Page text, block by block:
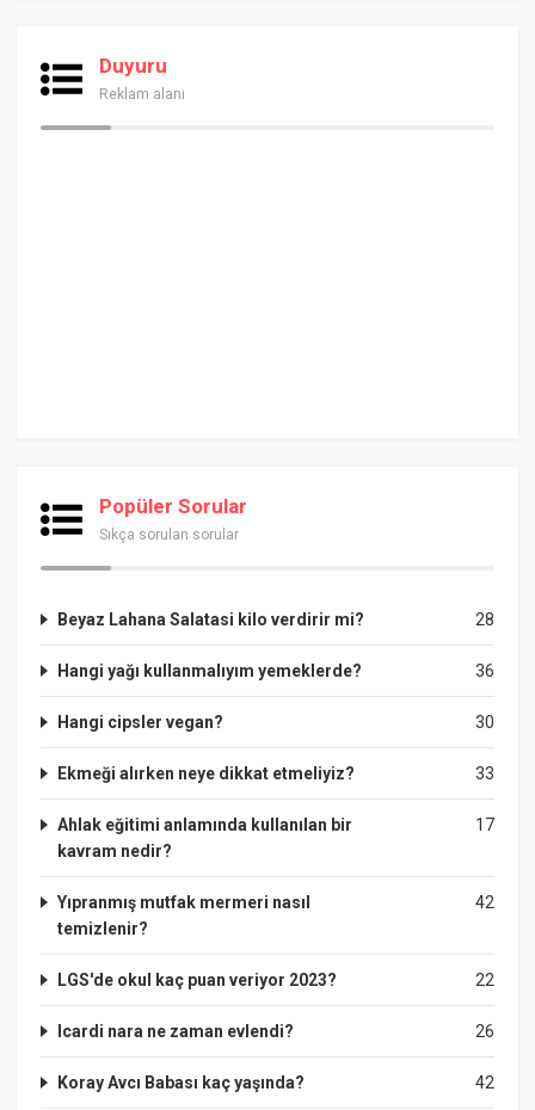
Duyuru
Reklam alanı
Popüler Sorular
Sıkça sorulan sorular
28
Beyaz Lahana Salatasi kilo verdirir mi?
36
Hangi yağı kullanmalıyım yemeklerde?
30
Hangi cipsler vegan?
33
Ekmeği alırken neye dikkat etmeliyiz?
17
Ahlak eğitimi anlamında kullanılan bir
kavram nedir?
42
Yıpranmış mutfak mermeri nasıl
temizlenir?
22
LGS'de okul kaç puan veriyor 2023?
26
Icardi nara ne zaman evlendi?
42
Koray Avcı Babası kaç yaşında?